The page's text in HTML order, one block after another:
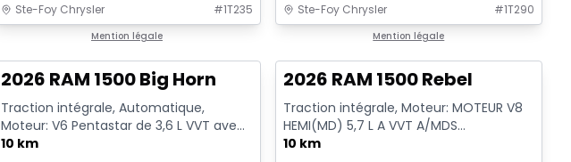
Ste-Foy Chrysler #1T235
Mention légale
Ste-Foy Chrysler #1T290
Mention légale
2026 RAM 1500 Big Horn
Traction intégrale, Automatique,
Moteur: V6 Pentastar de 3,6 L VVT avec
BSG - 6 Cyl. - Essence
10 km
2026 RAM 1500 Rebel
Traction intégrale, Moteur: MOTEUR V8
HEMI(MD) 5,7 L A VVT A/MDS
ECO/ETORQUE - 8 Cyl. - Essence
10 km